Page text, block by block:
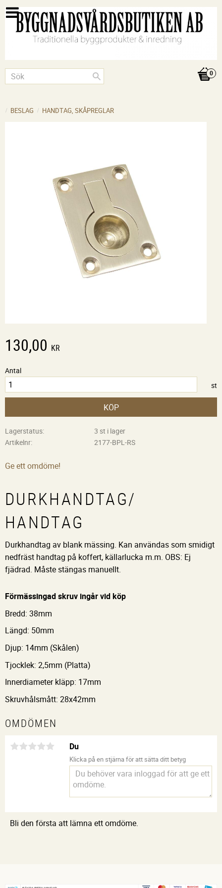
BESLAG HANDTAG, SKÅPREGLAR
130,00 KR
Antal
st
KÖP
Lagerstatus
3 st i lager
Artikelnr
2177-BPL-RS
Ge ett omdöme!
DURKHANDTAG/
HANDTAG
Durkhandtag av blank mässing. Kan användas som smidigt
nedfräst handtag på koffert, källarlucka m.m. OBS: Ej
fjädrad. Måste stängas manuellt.
Förmässingad skruv ingår vid köp
Bredd: 38mm
Längd: 50mm
Djup: 14mm (Skålen)
Tjocklek: 2,5mm (Platta)
Innerdiameter kläpp: 17mm
Skruvhålsmått: 28x42mm
OMDÖMEN
Du
Klicka på en stjärna för att sätta ditt betyg
Bli den första att lämna ett omdöme.